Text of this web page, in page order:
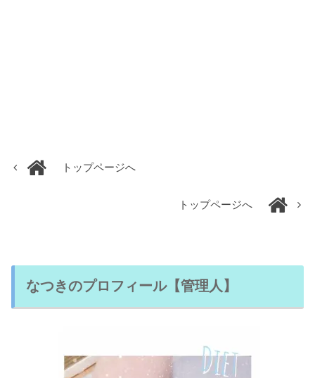
トップページへ
トップページへ
なつきのプロフィール【管理人】